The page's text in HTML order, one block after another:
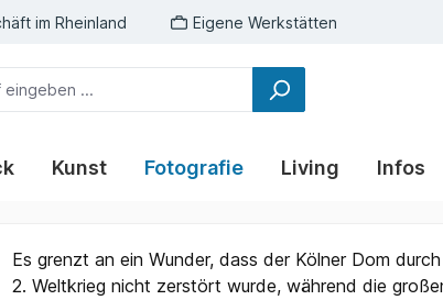
im Rheinland Eigene Werkstätten
Kunst Fotografie Living Infos
Es grenzt an ein Wunder, dass der Kölner Dom
2. Weltkrieg nicht zerstört wurde, während die